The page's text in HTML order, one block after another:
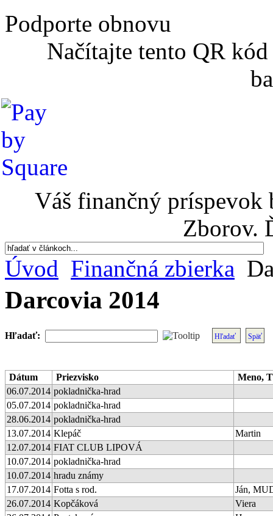
Podporte obnovu
Načítajte tento QR
Váš finančný príspevok
Zborov.
Úvod Finančná zbierka
Darcovia 2014
Hľadať: Hľadať Späť
Dátum Priezvisko
Meno,
06.07.2014 pokladnička-hrad
05.07.2014 pokladnička-hrad
28.06.2014 pokladnička-hrad
13.07.2014 Klepáč
Martin
12.07.2014 FIAT CLUB LIPOVÁ
10.07.2014 pokladnička-hrad
10.07.2014 hradu známy
17.07.2014 Fotta s rod.
Ján,
26.07.2014 Kopčáková
Viera